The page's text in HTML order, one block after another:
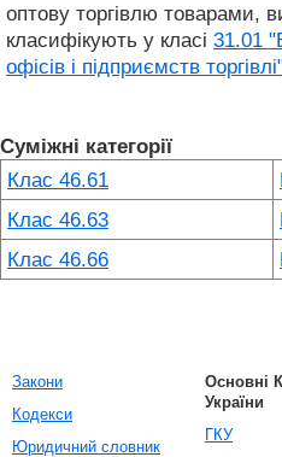
оптову торгівлю товарами,
класифікують у класі 31.01
офісів і підприємств
Суміжні категорії
Клас 46.61
Клас 46.63
Клас 46.66
Закони
Кодекси
Юридичний словник
Основні
України
ГКУ